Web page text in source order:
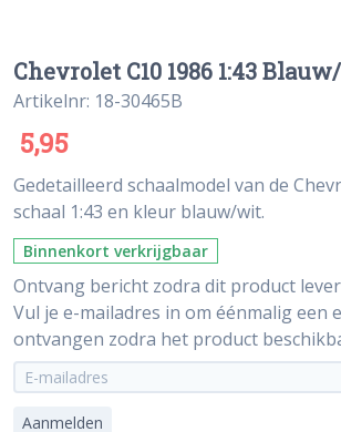
Chevrolet C10 1986 1:43
Artikelnr: 18-30465B
5,95
Gedetailleerd schaalmodel van de
schaal 1:43 en kleur blauw/wit.
Binnenkort verkrijgbaar
Ontvang bericht zodra dit product
Vul je e-mailadres in om éénmalig een
ontvangen zodra het product
Aanmelden